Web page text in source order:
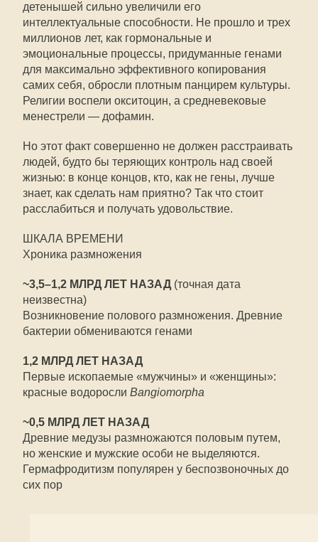
детенышей сильно увеличили его
интеллектуальные способности. Не прошло и трех
миллионов лет, как гормональные и
эмоциональные процессы, придуманные генами
для максимально эффективного копирования
самих себя, обросли плотным панцирем культуры.
Религии воспели окситоцин, а средневековые
менестрели — дофамин.
Но этот факт совершенно не должен расстраивать
людей, будто бы теряющих контроль над своей
жизнью: в конце концов, кто, как не гены, лучше
знает, как сделать нам приятно? Так что стоит
расслабиться и получать удовольствие.
ШКАЛА ВРЕМЕНИ
Хроника размножения
~3,5–1,2 МЛРД ЛЕТ НАЗАД (точная дата
неизвестна)
Возникновение полового размножения. Древние
бактерии обмениваются генами
1,2 МЛРД ЛЕТ НАЗАД
Первые ископаемые «мужчины» и «женщины»:
красные водоросли Bangiomorpha
~0,5 МЛРД ЛЕТ НАЗАД
Древние медузы размножаются половым путем,
но женские и мужские особи не выделяются.
Гермафродитизм популярен у беспозвоночных до
сих пор